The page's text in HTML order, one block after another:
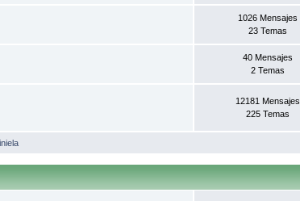
1026 Mensajes
23 Temas
40 Mensajes
2 Temas
12181 Mensajes
225 Temas